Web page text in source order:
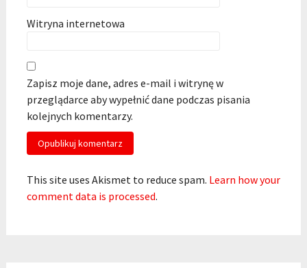
Witryna internetowa
Zapisz moje dane, adres e-mail i witrynę w
przeglądarce aby wypełnić dane podczas pisania
kolejnych komentarzy.
This site uses Akismet to reduce spam. Learn how your
comment data is processed.